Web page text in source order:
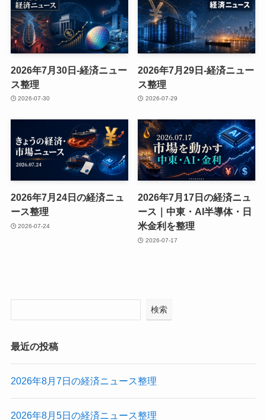
2026年7月30日-経済ニュー
ス整理
2026-07-30
2026年7月29日-経済ニュー
ス整理
2026-07-29
2026年7月24日の経済ニュ
ース整理
2026-07-24
2026年7月17日の経済ニュ
ース｜中東・AI半導体・日
米金利を整理
2026-07-17
検索
最近の投稿
2026年8月7日の経済ニュース整理
2026年8月5日の経済ニュース整理